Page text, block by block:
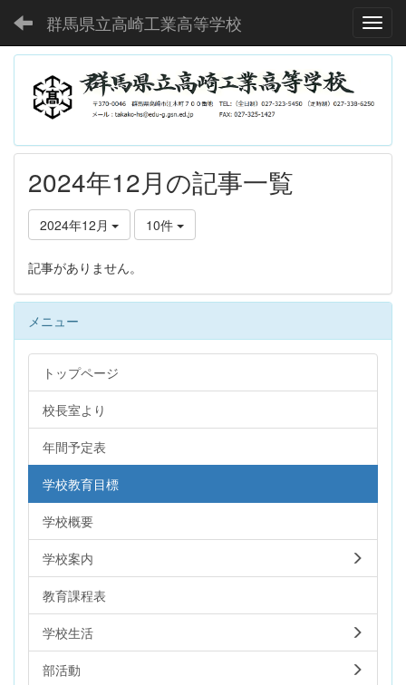
群馬県立高崎工業高等学校
2024年12月の記事一覧
2024年12月 10件
記事がありません。
メニュー
トップページ
校長室より
年間予定表
学校教育目標
学校概要
学校案内
教育課程表
学校生活
部活動